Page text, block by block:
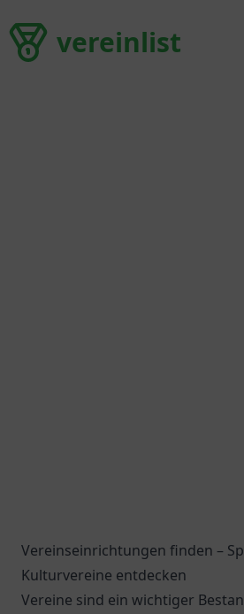
vereinlistvereinlist
Vereinseinrichtungen finden –
Kulturvereine entdecken
Vereine sind ein wichtiger